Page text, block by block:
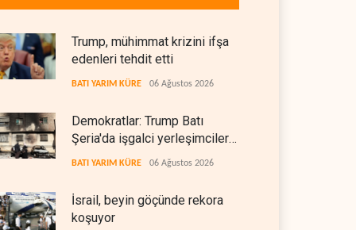
Trump, mühimmat krizini ifşa
edenleri tehdit etti
BATI YARIM KÜRE 06 Ağustos 2026
Demokratlar: Trump Batı
Şeria'da işgalci yerleşimcilere
cezasızlık sağladı
BATI YARIM KÜRE 06 Ağustos 2026
İsrail, beyin göçünde rekora
koşuyor